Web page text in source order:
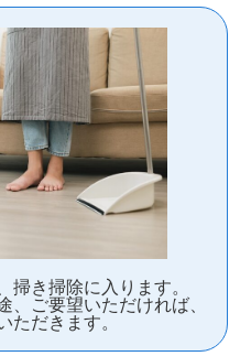
掃き掃除に入ります。
、ご要望いただければ、
ただきます。